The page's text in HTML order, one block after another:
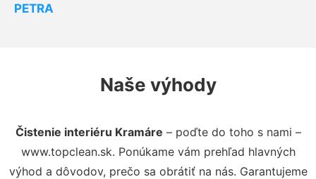
PETRA
Naše výhody
Čistenie interiéru Kramáre – poďte do toho s nami –
www.topclean.sk. Ponúkame vám prehľad hlavných
výhod a dôvodov, prečo sa obrátiť na nás. Garantujeme